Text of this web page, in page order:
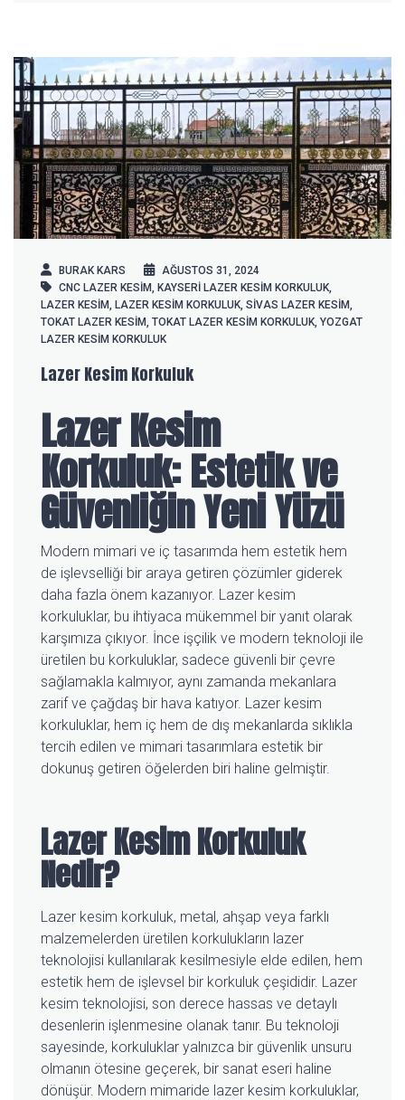
BURAK KARS
AĞUSTOS 31, 2024
CNC LAZER KESIM, KAYSERI LAZER KESIM KORKULUK,
LAZER KESIM, LAZER KESIM KORKULUK, SIVAS LAZER KESIM,
TOKAT LAZER KESIM, TOKAT LAZER KESIM KORKULUK, YOZGAT
LAZER KESIM KORKULUK
Lazer Kesim Korkuluk
Lazer Kesim
Korkuluk: Estetik ve
Güvenliğin Yeni Yüzü
Modern mimari ve iç tasarımda hem estetik hem
de işlevselliği bir araya getiren çözümler giderek
daha fazla önem kazanıyor. Lazer kesim
korkuluklar, bu ihtiyaca mükemmel bir yanıt olarak
karşımıza çıkıyor. İnce işçilik ve modern teknoloji ile
üretilen bu korkuluklar, sadece güvenli bir çevre
sağlamakla kalmıyor, aynı zamanda mekanlara
zarif ve çağdaş bir hava katıyor. Lazer kesim
korkuluklar, hem iç hem de dış mekanlarda sıklıkla
tercih edilen ve mimari tasarımlara estetik bir
dokunuş getiren öğelerden biri haline gelmiştir.
Lazer Kesim Korkuluk
Nedir?
Lazer kesim korkuluk, metal, ahşap veya farklı
malzemelerden üretilen korkulukların lazer
teknolojisi kullanılarak kesilmesiyle elde edilen, hem
estetik hem de işlevsel bir korkuluk çeşididir. Lazer
kesim teknolojisi, son derece hassas ve detaylı
desenlerin işlenmesine olanak tanır. Bu teknoloji
sayesinde, korkuluklar yalnızca bir güvenlik unsuru
olmanın ötesine geçerek, bir sanat eseri haline
dönüşür. Modern mimaride lazer kesim korkuluklar,